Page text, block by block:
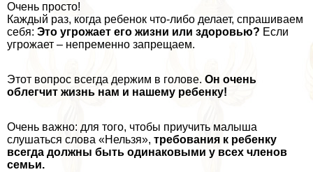
Очень просто!
Каждый раз, когда ребенок что-либо делает, спрашиваем
себя: Это угрожает его жизни или здоровью? Если
угрожает – непременно запрещаем.
Этот вопрос всегда держим в голове. Он очень
облегчит жизнь нам и нашему ребенку!
Очень важно: для того, чтобы приучить малыша
слушаться слова «Нельзя», требования к ребенку
всегда должны быть одинаковыми у всех члeнов
семьи.